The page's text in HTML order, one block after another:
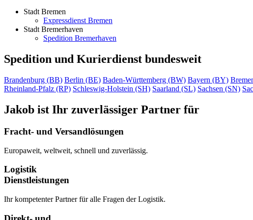
Stadt Bremen
Expressdienst Bremen
Stadt Bremerhaven
Spedition Bremerhaven
Spedition und Kurierdienst bundesweit
Brandenburg (BB) Berlin (BE) Baden-Württemberg (BW) Bayern (BY)
Rheinland-Pfalz (RP) Schleswig-Holstein (SH) Saarland (SL) Sachsen (SN)
Jakob ist Ihr zuverlässiger Partner für
Fracht- und Versandlösungen
Europaweit, weltweit, schnell und zuverlässig.
Logistik
Dienstleistungen
Ihr kompetenter Partner für alle Fragen der Logistik.